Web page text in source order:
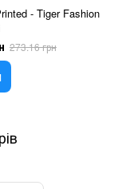
- Tiger Fashion
273.16 грн